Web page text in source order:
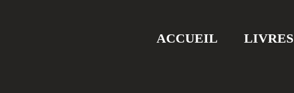
ACCUEIL LIVRES